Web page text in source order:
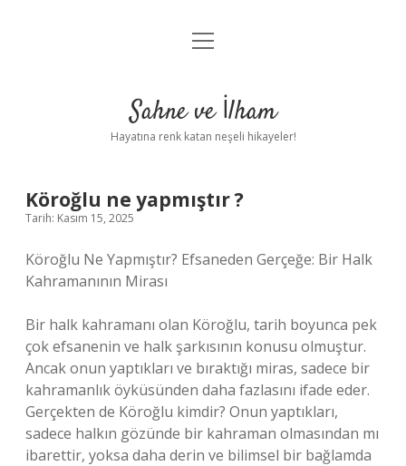
Anasayfa
Yasal Uyarı
menüyü
Sahne ve İlham
Hayatına renk katan neşeli hikayeler!
Köroğlu ne yapmıştır ?
Tarih: Kasım 15, 2025
Köroğlu Ne Yapmıştır? Efsaneden Gerçeğe: Bir Halk
Kahramanının Mirası
Bir halk kahramanı olan Köroğlu, tarih boyunca pek
çok efsanenin ve halk şarkısının konusu olmuştur.
Ancak onun yaptıkları ve bıraktığı miras, sadece bir
kahramanlık öyküsünden daha fazlasını ifade eder.
Gerçekten de Köroğlu kimdir? Onun yaptıkları,
sadece halkın gözünde bir kahraman olmasından mı
ibarettir, yoksa daha derin ve bilimsel bir bağlamda